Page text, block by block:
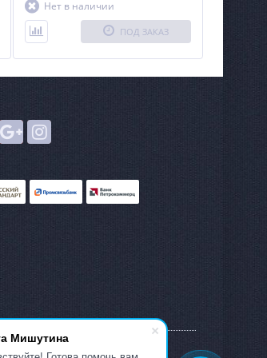
Мишутина
входит: 1) Набор адаптеров
HAWEKA для всех типов грузовых
колес; 2) Пневмолифт для
установки грузового колеса на вал
Нет в наличии
ПОД ЗАКАЗ